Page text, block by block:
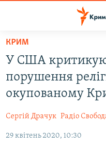
Перейти
основного
матеріалу
Перейти
до
основної
навігації
Перейти
ВІДЕО ТА ФОТО
БЛОГИ
ПОГЛЯД
КРИМ
У США
порушення
окупованому
Сергій Драчук Радіо
29 квітень 2020, 10:30